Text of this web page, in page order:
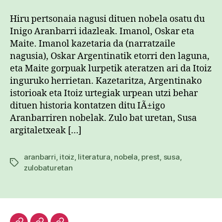
sarreran
Hiru pertsonaia nagusi dituen nobela osatu du
Inigo Aranbarri idazleak. Imanol, Oskar eta
Maite. Imanol kazetaria da (narratzaile
nagusia), Oskar Argentinatik etorri den laguna,
eta Maite gorpuak lurpetik ateratzen ari da Itoiz
inguruko herrietan. Kazetaritza, Argentinako
istorioak eta Itoiz urtegiak urpean utzi behar
dituen historia kontatzen ditu IÃ±igo
Aranbarriren nobelak. Zulo bat uretan, Susa
argitaletxeak […]
Etiketak
aranbarri itoiz literatura nobela prest susa
zulobaturetan